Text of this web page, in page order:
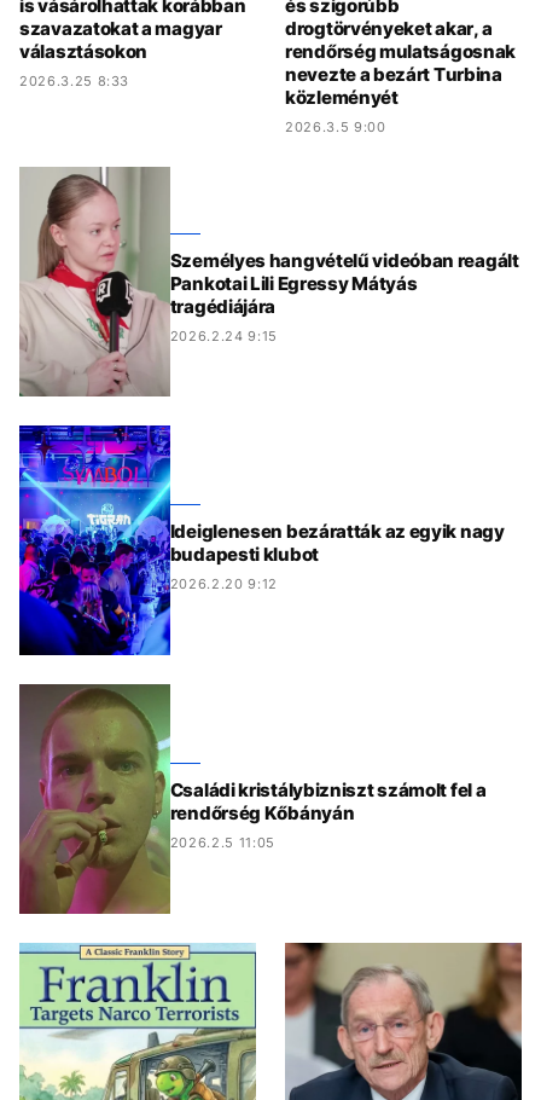
is vásárolhattak korábban
szavazatokat a magyar
választásokon
2026.3.25 8:33
és szigorúbb
drogtörvényeket akar, a
rendőrség mulatságosnak
nevezte a bezárt Turbina
közleményét
2026.3.5 9:00
Személyes hangvételű videóban reagált
Pankotai Lili Egressy Mátyás
tragédiájára
2026.2.24 9:15
Ideiglenesen bezáratták az egyik nagy
budapesti klubot
2026.2.20 9:12
Családi kristálybizniszt számolt fel a
rendőrség Kőbányán
2026.2.5 11:05